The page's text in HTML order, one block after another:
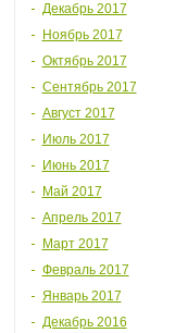
Декабрь 2017
Ноябрь 2017
Октябрь 2017
Сентябрь 2017
Август 2017
Июль 2017
Июнь 2017
Май 2017
Апрель 2017
Март 2017
Февраль 2017
Январь 2017
Декабрь 2016